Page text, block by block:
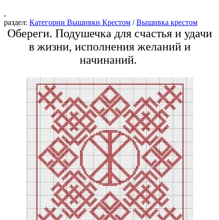
,
раздел: Категории Вышивки Крестом /Вышивка крестом
Обереги. Подушечка для счастья и удачи
в жизни, исполнения желаний и
начинаний.